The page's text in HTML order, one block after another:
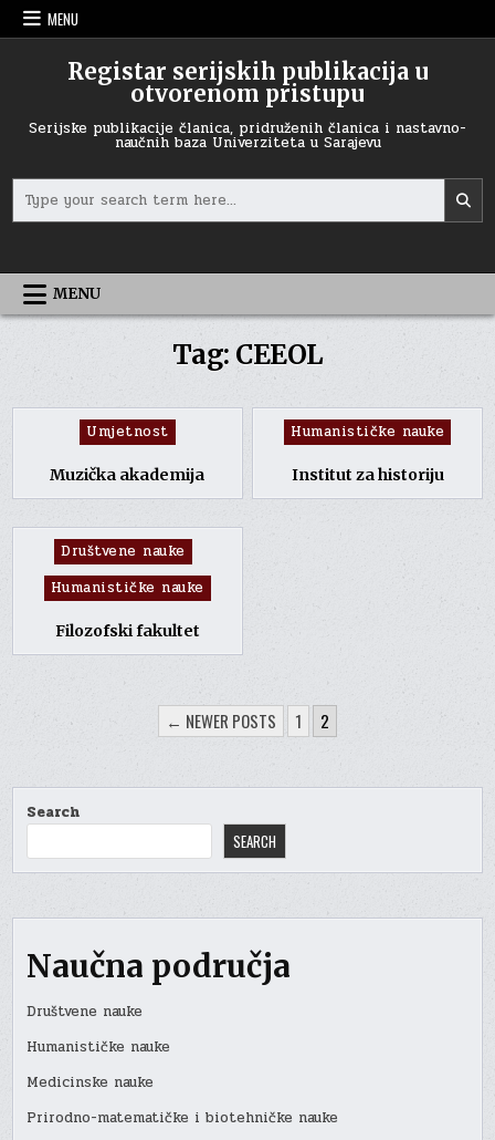
Skip
to
MENU
Registar serijskih publikacija u
otvorenom pristupu
Serijske publikacije članica, pridruženih članica i nastavno-
naučnih baza Univerziteta u Sarajevu
for:
MENU
Tag: CEEOL
Posted
in
Umjetnost
Muzička akademija
Posted
in
Humanističke nauke
Institut za historiju
Posted
in
Društvene nauke
Humanističke nauke
Filozofski fakultet
PAGINATION
← NEWER POSTS 1 2
Search
SEARCH
Naučna područja
Društvene nauke
Humanističke nauke
Medicinske nauke
Prirodno-matematičke i biotehničke nauke